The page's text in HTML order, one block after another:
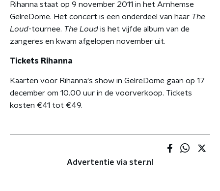
Rihanna staat op 9 november 2011 in het Arnhemse
GelreDome. Het concert is een onderdeel van haar The
Loud-tournee. The Loud is het vijfde album van de
zangeres en kwam afgelopen november uit.
Tickets Rihanna
Kaarten voor Rihanna's show in GelreDome gaan op 17
december om 10.00 uur in de voorverkoop. Tickets
kosten €41 tot €49.
Advertentie via ster.nl